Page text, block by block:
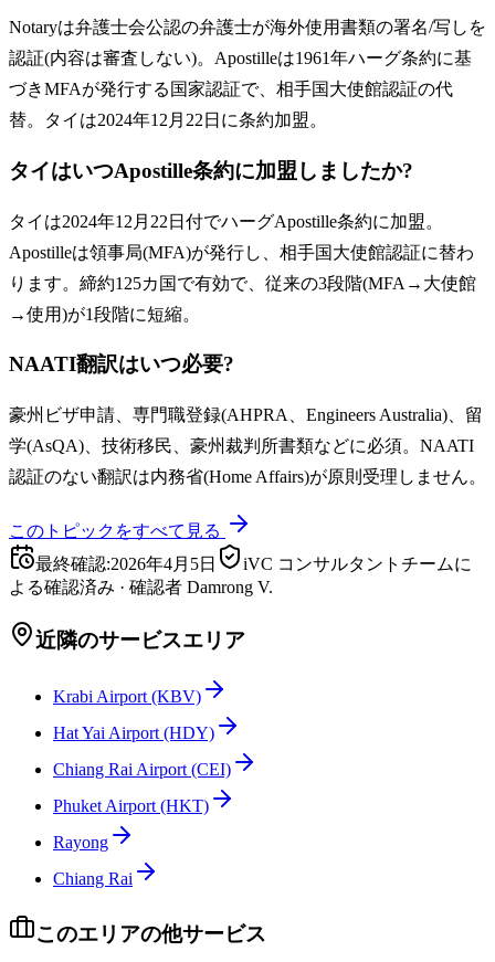
Notaryは弁護士会公認の弁護士が海外使用書類の署名/写しを
認証(内容は審査しない)。Apostilleは1961年ハーグ条約に基
づきMFAが発行する国家認証で、相手国大使館認証の代
替。タイは2024年12月22日に条約加盟。
タイはいつApostille条約に加盟しましたか?
タイは2024年12月22日付でハーグApostille条約に加盟。
Apostilleは領事局(MFA)が発行し、相手国大使館認証に替わ
ります。締約125カ国で有効で、従来の3段階(MFA→大使館
→使用)が1段階に短縮。
NAATI翻訳はいつ必要?
豪州ビザ申請、専門職登録(AHPRA、Engineers Australia)、留
学(AsQA)、技術移民、豪州裁判所書類などに必須。NAATI
認証のない翻訳は内務省(Home Affairs)が原則受理しません。
このトピックをすべて見る
最終確認:2026年4月5日
iVC コンサルタントチームに
よる確認済み · 確認者 Damrong V.
近隣のサービスエリア
Krabi Airport (KBV)
Hat Yai Airport (HDY)
Chiang Rai Airport (CEI)
Phuket Airport (HKT)
Rayong
Chiang Rai
このエリアの他サービス